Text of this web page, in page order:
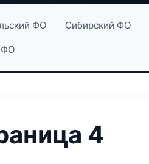
ФО Сибирский ФО
ФО
4